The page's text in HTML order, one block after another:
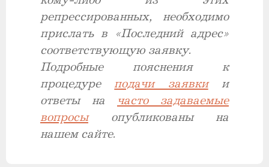
репрессированных, необходимо
прислать в «Последний адрес»
соответствующую заявку.
Подробные пояснения к
процедуреподачи заявкии
ответы на часто
задаваемые
вопросыопубликованы на
нашем сайте.